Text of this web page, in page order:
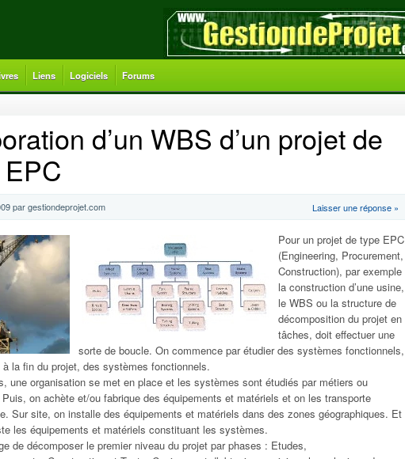
Liens Logiciels Forums
d’un WBS d’un projet de
par gestiondeprojet.com Laisser une réponse »
Pour un projet de type EPC
(Engineering, Procurement,
Construction), par exemple
la construction d’une usine,
le WBS ou la structure de
décomposition du projet en
tâches, doit effectuer une
sorte de boucle. On commence par étudier des systèmes fonctionnels,
la fin du projet, des systèmes fonctionnels.
une organisation se met en place et les systèmes sont étudiés par métiers ou
on achète et/ou fabrique des équipements et matériels et on les transporte
Sur site, on installe des équipements et matériels dans des zones géographiques. Et
les équipements et matériels constituant les systèmes.
de décomposer le premier niveau du projet par phases : Etudes,